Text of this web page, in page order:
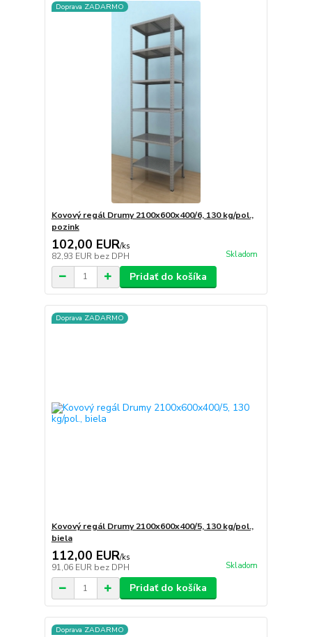
Doprava ZADARMO
Kovový regál Drumy 2100x600x400/6, 130 kg/pol.,
pozink
102,00 EUR/ks
82,93 EUR bez DPH Skladom
Pridať do košíka
Doprava ZADARMO
Kovový regál Drumy 2100x600x400/5, 130 kg/pol.,
biela
112,00 EUR/ks
91,06 EUR bez DPH Skladom
Pridať do košíka
Doprava ZADARMO